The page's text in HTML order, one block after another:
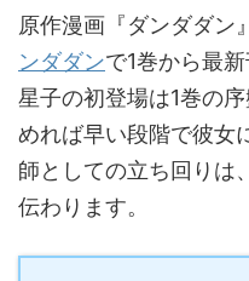
原作漫画『ダンダダン
ンダダンで1巻から最
星子の初登場は1巻の
めれば早い段階で彼女
師としての立ち回りは
伝わります。